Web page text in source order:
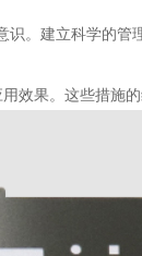
。建立科学的管
果。这些措施